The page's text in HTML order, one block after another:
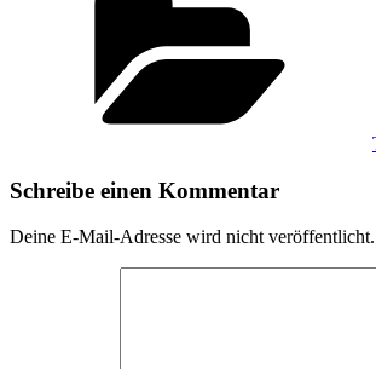
Schreibe einen Kommentar
Deine E-Mail-Adresse wird nicht veröffentlicht.